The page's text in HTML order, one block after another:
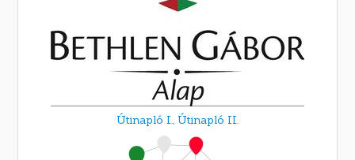
Útinapló I., Útinapló II.